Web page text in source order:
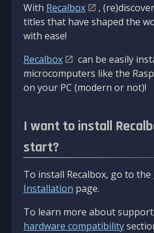
With Recalbox
,
titles that have shaped the
with ease!
Recalbox
can be easily
microcomputers like the
on your PC (modern or not)!
I want to install
start?
To install Recalbox, go to the
Installation page.
To learn more about
hardware compatibility